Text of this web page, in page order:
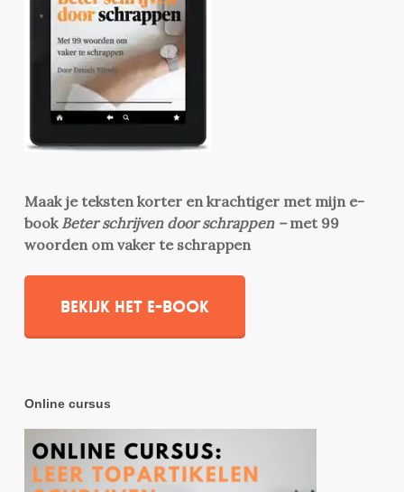
Maak je teksten korter en krachtiger met mijn e-
book Beter schrijven door schrappen –met 99
woorden om vaker te schrappen
Bekijk het e-book
Online cursus